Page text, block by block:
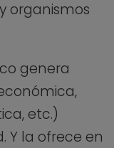
organismos
genera
etc.)
Y la ofrece en